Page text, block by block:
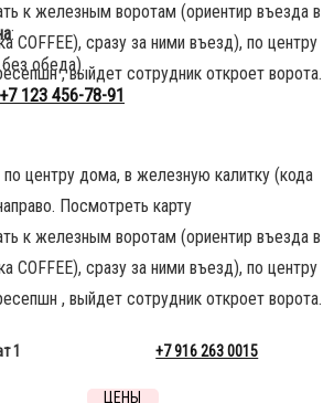
к железным воротам (ориентир въезда в
COFFEE), сразу за ними въезд), по центру
, выйдет сотрудник откроет ворота.
:
обеда).
+7 123 456-78-91
центру дома, в железную калитку (кода
Посмотреть карту
к железным воротам (ориентир въезда в
COFFEE), сразу за ними въезд), по центру
, выйдет сотрудник откроет ворота.
1 +7 916 263 0015
ЦЕНЫ
Москва
Улица Арбат,
Яндекс Карты